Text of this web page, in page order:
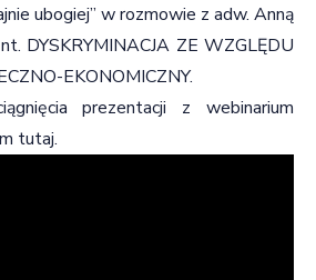
ubogiej” w rozmowie z adw. Anną
DYSKRYMINACJA ZE WZGLĘDU
EKONOMICZNY.
prezentacji z webinarium
tutaj.